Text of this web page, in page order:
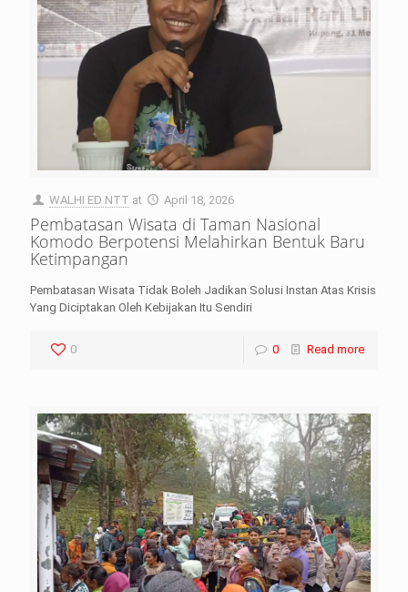
WALHI ED NTT at April 18, 2026
Pembatasan Wisata di Taman Nasional
Komodo Berpotensi Melahirkan Bentuk Baru
Ketimpangan
Pembatasan Wisata Tidak Boleh Jadikan Solusi Instan Atas Krisis
Yang Diciptakan Oleh Kebijakan Itu Sendiri
0 0 Read more